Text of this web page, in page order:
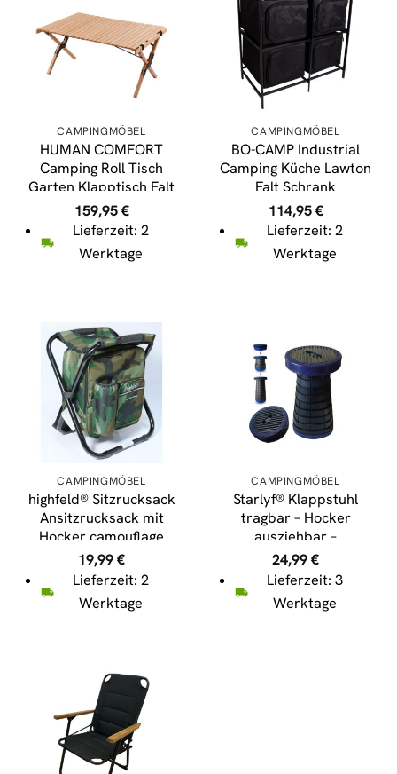
CAMPINGMÖBEL
HUMAN COMFORT
Camping Roll Tisch
Garten Klapptisch Falt
Lamellen Groß Holz
90×60
159,95€
Lieferzeit: 2
Werktage
CAMPINGMÖBEL
BO-CAMP Industrial
Camping Küche Lawton
Falt Schrank
Schubladen Tisch Holz
Stahl
114,95€
Lieferzeit: 2
Werktage
CAMPINGMÖBEL
highfeld® Sitzrucksack
Ansitzrucksack mit
Hocker camouflage
Campinghocker
Angelhocker Falthocker
19,99€
Lieferzeit: 2
Werktage
CAMPINGMÖBEL
Starlyf® Klappstuhl
tragbar – Hocker
ausziehbar –
Campingstuhl klein
Telescopic Stool
24,99€
Lieferzeit: 3
Werktage